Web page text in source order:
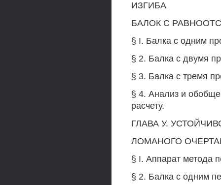
ИЗГИБА
БАЛОК С
§ I. Балка с одним
§ 2. Балка с двумя
§ 3. Балка с тремя
§ 4. Анализ и
расчету.
ГЛАВА У.
ЛОМАНОГО
§ I. Аппарат метода
§ 2. Балка с одним